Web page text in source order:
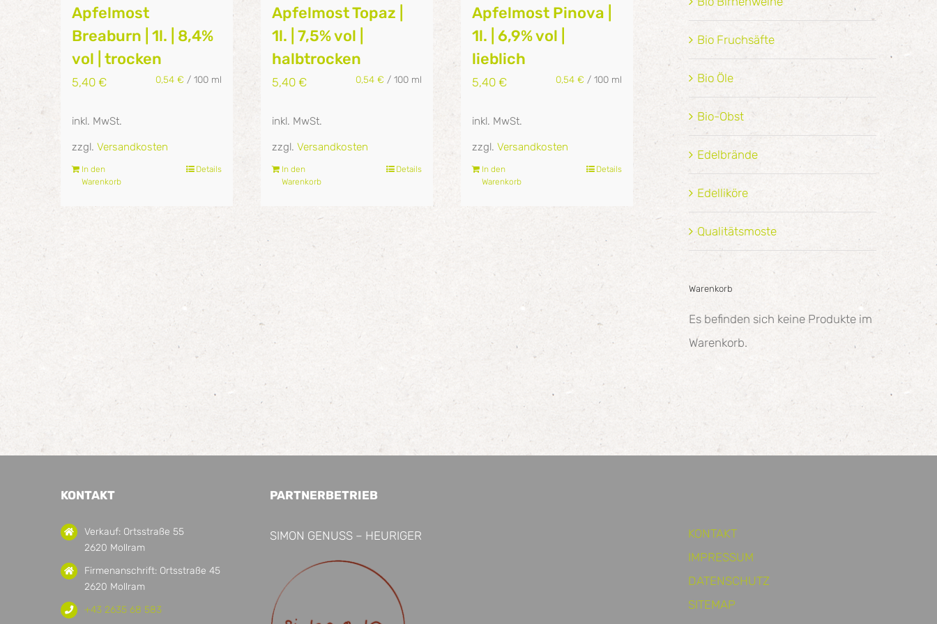
Apfelmost
Breaburn | 1l. | 8,4%
vol | trocken
5,40 € 0,54 € / 100 ml
inkl. MwSt.
zzgl. Versandkosten
In den
Warenkorb
Details
Apfelmost Topaz |
1l. | 7,5% vol |
halbtrocken
5,40 € 0,54 € / 100 ml
inkl. MwSt.
zzgl. Versandkosten
In den
Warenkorb
Details
Apfelmost Pinova |
1l. | 6,9% vol |
lieblich
5,40 € 0,54 € / 100 ml
inkl. MwSt.
zzgl. Versandkosten
In den
Warenkorb
Details
Bio Fruchsäfte
Bio Öle
Bio-Obst
Edelbrände
Edelliköre
Qualitätsmoste
Warenkorb
Es befinden sich keine Produkte im
Warenkorb.
KONTAKT
Verkauf: Ortsstraße 55
2620 Mollram
Firmenanschrift: Ortsstraße 45
2620 Mollram
+43 2635 68 583
PARTNERBETRIEB
SIMON GENUSS – HEURIGER
KONTAKT
IMPRESSUM
DATENSCHUTZ
SITEMAP